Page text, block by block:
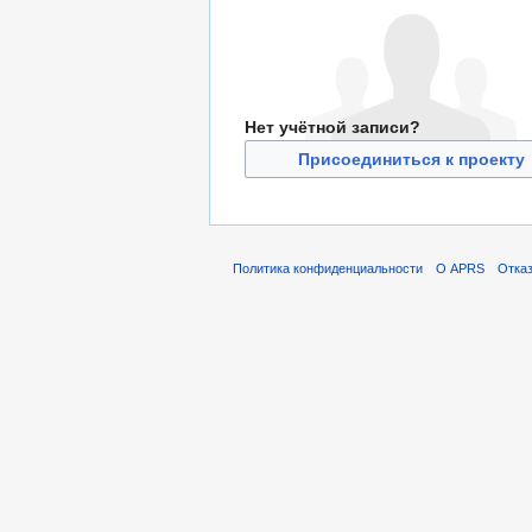
Нет учётной записи?
Присоединиться к проекту
Политика конфиденциальности О APRS